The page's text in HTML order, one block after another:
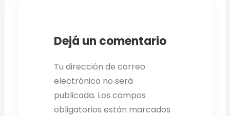
Dejá un comentario
Tu dirección de correo
electrónico no será
publicada. Los campos
obligatorios están marcados